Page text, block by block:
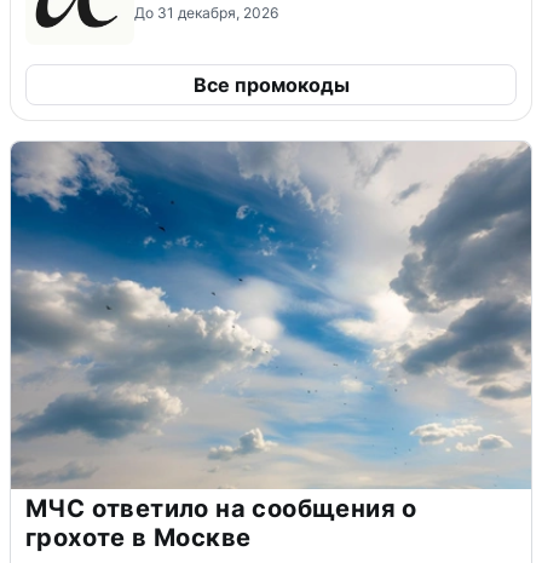
До 31 декабря, 2026
Все промокоды
МЧС ответило на сообщения о
грохоте в Москве